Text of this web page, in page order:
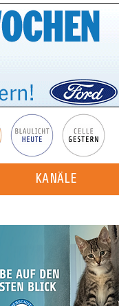
KANÄLE